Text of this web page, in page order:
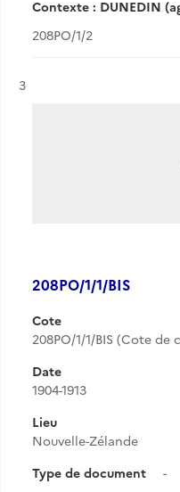
Contexte : DUNEDIN
208PO/1/2
Résultat n°
3
208PO/1/1/BIS
Cote
208PO/1/1/BIS (Cote de
Date
1904-1913
Lieu
Nouvelle-Zélande
Type de document
-